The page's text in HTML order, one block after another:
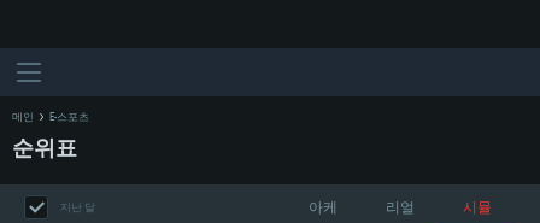
메인 E-스포츠
순위표
지난 달 아케 리얼 시뮬